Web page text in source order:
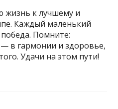
жизнь к лучшему и
Каждый маленький
Помните:
в гармонии и здоровье,
Удачи на этом пути!